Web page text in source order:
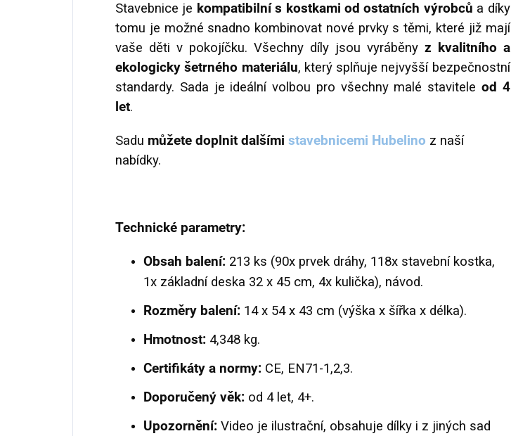
Stavebnice je kompatibilní s kostkami od ostatních výrobců a díky
tomu je možné snadno kombinovat nové prvky s těmi, které již mají
vaše děti v pokojíčku. Všechny díly jsou vyráběny z kvalitního a
ekologicky šetrného materiálu, který splňuje nejvyšší bezpečnostní
standardy. Sada je ideální volbou pro všechny malé stavitele od 4
let.
Sadu můžete doplnit dalšími stavebnicemi Hubelino z naší
nabídky.
Technické parametry:
Obsah balení: 213 ks (90x prvek dráhy, 118x stavební kostka,
1x základní deska 32 x 45 cm, 4x kulička), návod.
Rozměry balení: 14 x 54 x 43 cm (výška x šířka x délka).
Hmotnost: 4,348 kg.
Certifikáty a normy: CE, EN71-1,2,3.
Doporučený věk: od 4 let, 4+.
Upozornění: Video je ilustrační, obsahuje dílky i z jiných sad